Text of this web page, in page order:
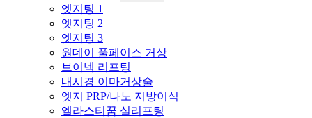
엣지팅 1
엣지팅 2
엣지팅 3
원데이 풀페이스 거상
브이넥 리프팅
내시경 이마거상술
엣지 PRP/나노 지방이식
엘라스티꿈 실리프팅